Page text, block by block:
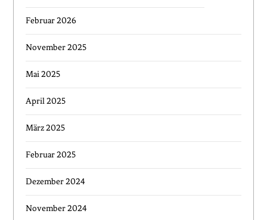
Februar 2026
November 2025
Mai 2025
April 2025
März 2025
Februar 2025
Dezember 2024
November 2024